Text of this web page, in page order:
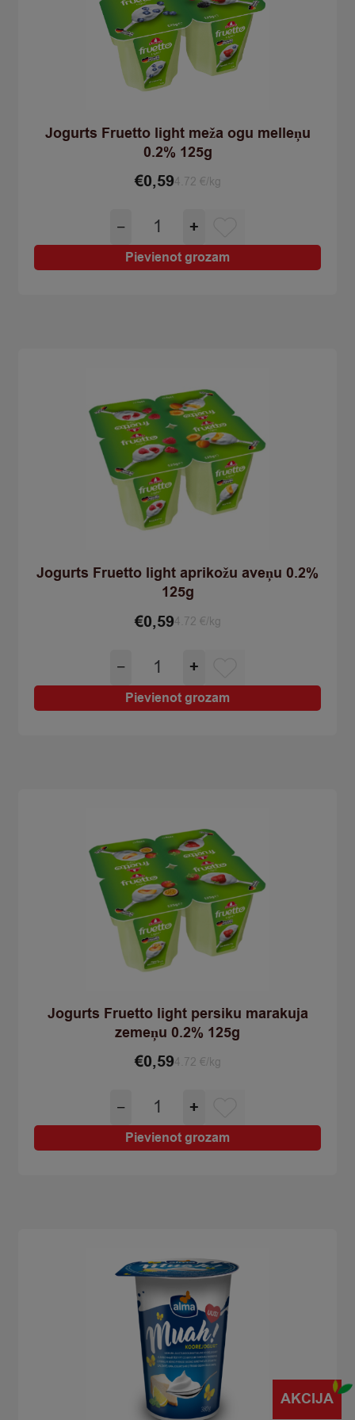
Jogurts Fruetto light meža ogu melleņu
0.2% 125g
€0,594.72 €/kg
−
Jogurts
Fruetto
light
meža
+
Pievienot grozam
Jogurts Fruetto light aprikožu aveņu 0.2%
125g
€0,594.72 €/kg
−
Jogurts
Fruetto
light
aprikožu
+
Pievienot grozam
Jogurts Fruetto light persiku marakuja
zemeņu 0.2% 125g
€0,594.72 €/kg
−
Jogurts
Fruetto
light
persiku
+
Pievienot grozam
AKCIJA